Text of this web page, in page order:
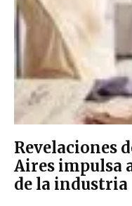
Revelaciones
Aires impulsa
de la industria